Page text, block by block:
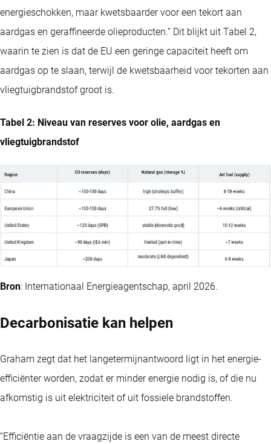
energieschokken, maar kwetsbaarder voor een tekort aan
aardgas en geraffineerde olieproducten.” Dit blijkt uit Tabel 2,
waarin te zien is dat de EU een geringe capaciteit heeft om
aardgas op te slaan, terwijl de kwetsbaarheid voor tekorten aan
vliegtuigbrandstof groot is.
Tabel 2: Niveau van reserves voor olie, aardgas en
vliegtuigbrandstof
Bron: Internationaal Energieagentschap, april 2026.
Decarbonisatie kan helpen
Graham zegt dat het langetermijnantwoord ligt in het energie-
efficiënter worden, zodat er minder energie nodig is, of die nu
afkomstig is uit elektriciteit of uit fossiele brandstoffen.
“Efficiëntie aan de vraagzijde is een van de meest directe